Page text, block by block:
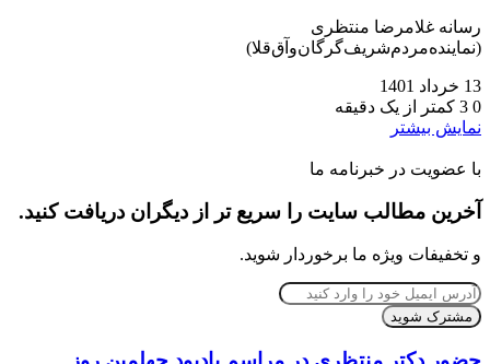
رسانه غلامرضا منتظری
(نماینده‌مردم‌شریف‌گرگان‌و‌آق‌قلا)
13 خرداد 1401
0
کمتر از یک دقیقه
نمایش بیشتر
با عضویت در خبرنامه ما
آخرین مطالب سایت را سریع تر از دیگران دریافت کنید.
و تخفیفات ویژه ما برخوردار شوید.
آدرس
ایمیل
خود
را